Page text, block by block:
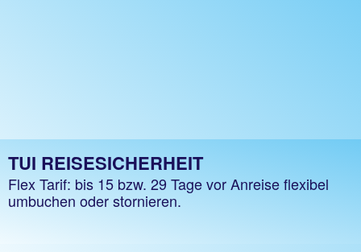
TUI REISESICHERHEIT
Flex Tarif: bis 15 bzw. 29 Tage vor Anreise flexibel
umbuchen oder stornieren.